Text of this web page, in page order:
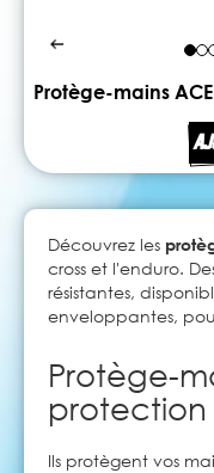
Protège-mains
Découvrez les
cross et l'enduro.
résistantes,
enveloppantes,
Protège-
protection
Ils protègent vos